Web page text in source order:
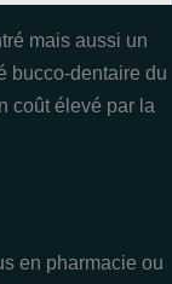
mais aussi un
bucco-dentaire du
coût élevé par la
en pharmacie ou